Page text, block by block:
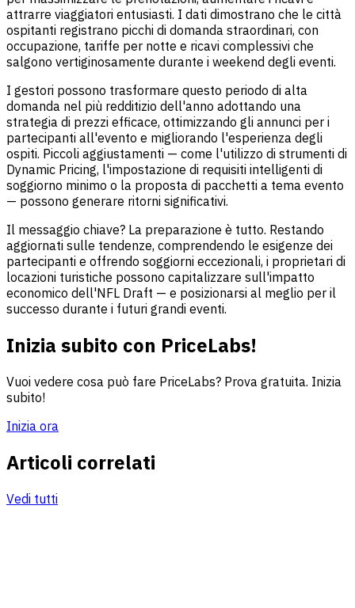
attrarre viaggiatori entusiasti. I dati dimostrano che le città
ospitanti registrano picchi di domanda straordinari, con
occupazione, tariffe per notte e ricavi complessivi che
salgono vertiginosamente durante i weekend degli eventi.
I gestori possono trasformare questo periodo di alta
domanda nel più redditizio dell'anno adottando una
strategia di prezzi efficace, ottimizzando gli annunci per i
partecipanti all'evento e migliorando l'esperienza degli
ospiti. Piccoli aggiustamenti — come l'utilizzo di strumenti di
Dynamic Pricing, l'impostazione di requisiti intelligenti di
soggiorno minimo o la proposta di pacchetti a tema evento
— possono generare ritorni significativi.
Il messaggio chiave? La preparazione è tutto. Restando
aggiornati sulle tendenze, comprendendo le esigenze dei
partecipanti e offrendo soggiorni eccezionali, i proprietari di
locazioni turistiche possono capitalizzare sull'impatto
economico dell'NFL Draft — e posizionarsi al meglio per il
successo durante i futuri grandi eventi.
Inizia subito con PriceLabs!
Vuoi vedere cosa può fare PriceLabs? Prova gratuita. Inizia
subito!
Inizia ora
Articoli correlati
Vedi tutti